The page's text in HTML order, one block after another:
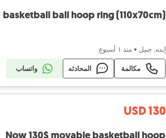
basketball ball hoop ring (110x70cm)
إيده, جبيل • منذ ١ أسبوع
مكالمة المحادثه واتساب
USD 130
Now 130$ movable basketball hoop